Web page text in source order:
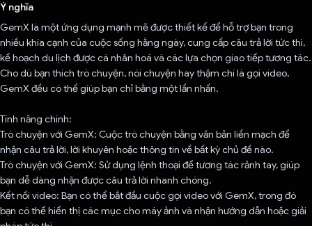
Ý nghĩa
GemX là một ứng dụng mạnh mẽ được thiết kế để hỗ trợ bạn trong
nhiều khía cạnh của cuộc sống hằng ngày, cung cấp câu trả lời tức thì,
kế hoạch du lịch được cá nhân hoá và các lựa chọn giao tiếp tương tác.
Cho dù bạn thích trò chuyện, nói chuyện hay thậm chí là gọi video,
GemX đều có thể giúp bạn chỉ bằng một lần nhấn.
Tính năng chính:
Trò chuyện với GemX: Cuộc trò chuyện bằng văn bản liền mạch để
nhận câu trả lời, lời khuyên hoặc thông tin về bất kỳ chủ đề nào.
Trò chuyện với GemX: Sử dụng lệnh thoại để tương tác rảnh tay, giúp
bạn dễ dàng nhận được câu trả lời nhanh chóng.
Kết nối video: Bạn có thể bắt đầu cuộc gọi video với GemX, trong đó
bạn có thể hiển thị các mục cho máy ảnh và nhận hướng dẫn hoặc giải